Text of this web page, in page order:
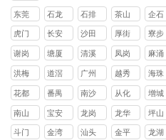
东莞
石龙
镇
石排
镇
茶山
镇
企石
镇
虎门
镇
长安
镇
沙田
镇
厚街
镇
寮步
镇
谢岗
镇
塘厦
镇
清溪
镇
凤岗
镇
麻涌
镇
洪梅
镇
道滘
镇
广州
越秀
区
海珠
区
花都
区
番禺
区
南沙
区
从化
区
增城
区
南山
区
宝安
区
龙岗
区
龙华
区
坪山
区
斗门
金湾
汕头
金平
龙湖